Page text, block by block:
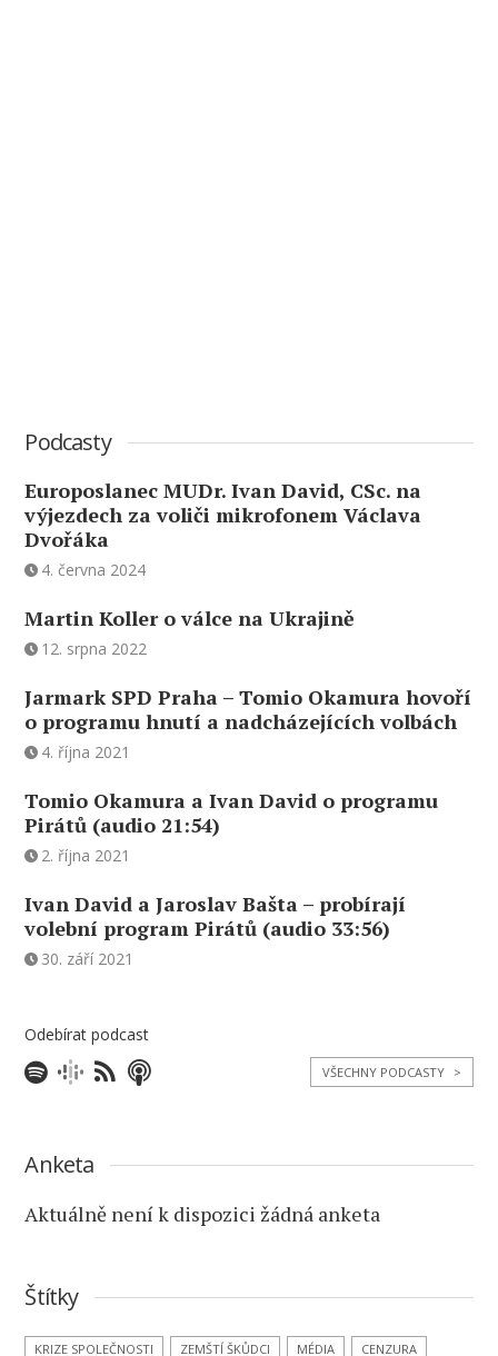
Podcasty
Europoslanec MUDr. Ivan David, CSc. na
výjezdech za voliči mikrofonem Václava
Dvořáka
4. června 2024
Martin Koller o válce na Ukrajině
12. srpna 2022
Jarmark SPD Praha – Tomio Okamura hovoří
o programu hnutí a nadcházejících volbách
4. října 2021
Tomio Okamura a Ivan David o programu
Pirátů (audio 21:54)
2. října 2021
Ivan David a Jaroslav Bašta – probírají
volební program Pirátů (audio 33:56)
30. září 2021
Odebírat podcast
VŠECHNY PODCASTY >
Anketa
Aktuálně není k dispozici žádná anketa
Štítky
KRIZE SPOLEČNOSTI ZEMŠTÍ ŠKŮDCI MÉDIA
CENZURA